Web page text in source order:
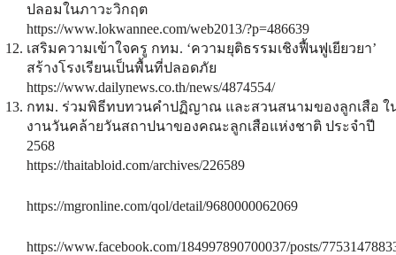
ปลอมในภาวะวิกฤต
https://www.lokwannee.com/web2013/?p=486639
เสริมความเข้าใจครู กทม. ‘ความยุติธรรมเชิงฟื้นฟูเยียวยา’
สร้างโรงเรียนเป็นพื้นที่ปลอดภัย
https://www.dailynews.co.th/news/4874554/
กทม. ร่วมพิธีทบทวนคำปฏิญาณ และสวนสนามของลูกเสือ ใ
งานวันคล้ายวันสถาปนาของคณะลูกเสือแห่งชาติ ประจำปี
2568
https://thaitabloid.com/archives/226589
https://mgronline.com/qol/detail/9680000062069
https://www.facebook.com/184997890700037/posts/